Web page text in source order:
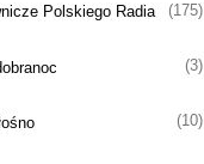
Polskiego Radia (175)
(3)
(10)